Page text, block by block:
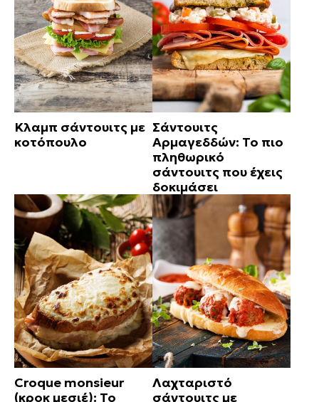
Κλαμπ σάντουιτς με
κοτόπουλο
Σάντουιτς
Αρμαγεδδών: Το πιο
πληθωρικό
σάντουιτς που έχεις
δοκιμάσει
Croque monsieur
(κροκ μεσιέ): Το
Λαχταριστό
σάντουιτς με